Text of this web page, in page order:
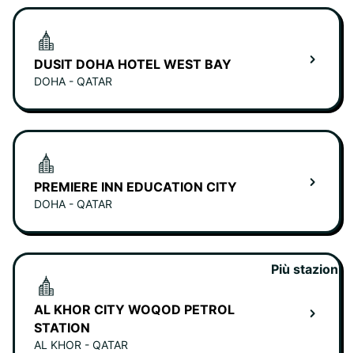
DUSIT DOHA HOTEL WEST BAY
DOHA - QATAR
PREMIERE INN EDUCATION CITY
DOHA - QATAR
AL KHOR CITY WOQOD PETROL
STATION
AL KHOR - QATAR
Più stazioni